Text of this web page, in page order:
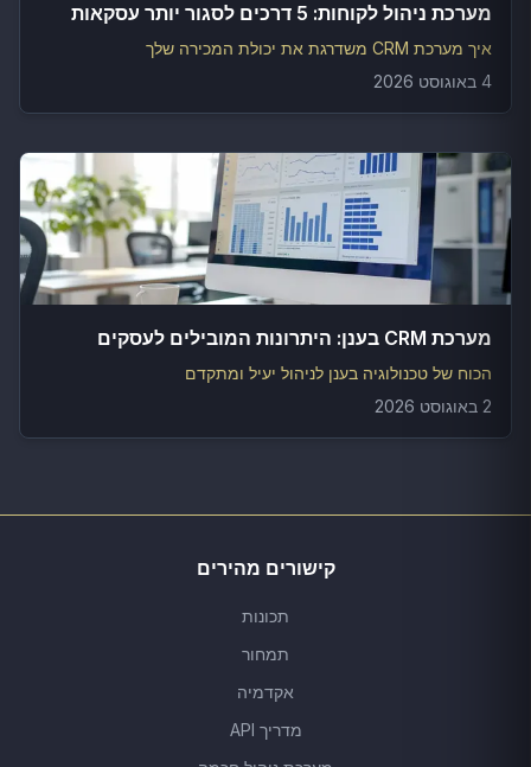
מערכת ניהול לקוחות: 5 דרכים לסגור יותר עסקאות
איך מערכת CRM משדרגת את יכולת המכירה שלך
4 באוגוסט 2026
מערכת CRM בענן: היתרונות המובילים לעסקים
הכוח של טכנולוגיה בענן לניהול יעיל ומתקדם
2 באוגוסט 2026
קישורים מהירים
תכונות
תמחור
אקדמיה
מדריך API